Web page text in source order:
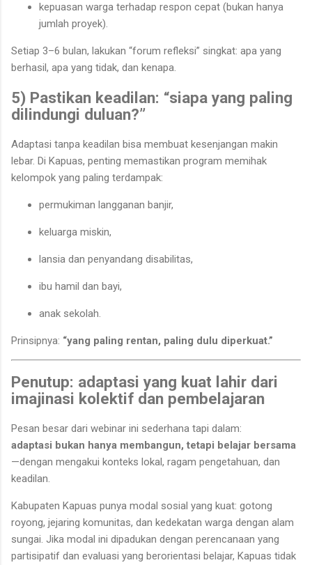
kepuasan warga terhadap respon cepat (bukan hanya
jumlah proyek).
Setiap 3–6 bulan, lakukan “forum refleksi” singkat: apa yang
berhasil, apa yang tidak, dan kenapa.
5) Pastikan keadilan: “siapa yang paling
dilindungi duluan?”
Adaptasi tanpa keadilan bisa membuat kesenjangan makin
lebar. Di Kapuas, penting memastikan program memihak
kelompok yang paling terdampak:
permukiman langganan banjir,
keluarga miskin,
lansia dan penyandang disabilitas,
ibu hamil dan bayi,
anak sekolah.
Prinsipnya: “yang paling rentan, paling dulu diperkuat.”
Penutup: adaptasi yang kuat lahir dari
imajinasi kolektif dan pembelajaran
Pesan besar dari webinar ini sederhana tapi dalam:
adaptasi bukan hanya membangun, tetapi belajar bersama
—dengan mengakui konteks lokal, ragam pengetahuan, dan
keadilan.
Kabupaten Kapuas punya modal sosial yang kuat: gotong
royong, jejaring komunitas, dan kedekatan warga dengan alam
sungai. Jika modal ini dipadukan dengan perencanaan yang
partisipatif dan evaluasi yang berorientasi belajar, Kapuas tidak